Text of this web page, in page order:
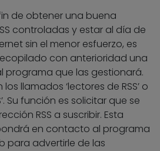
de obtener una buena
controladas y estar al día de
sin el menor esfuerzo, es
con anterioridad una
programa que las gestionará.
llamados ‘lectores de RSS’ o
Su función es solicitar que se
RSS a suscribir. Esta
en contacto al programa
para advertirle de las